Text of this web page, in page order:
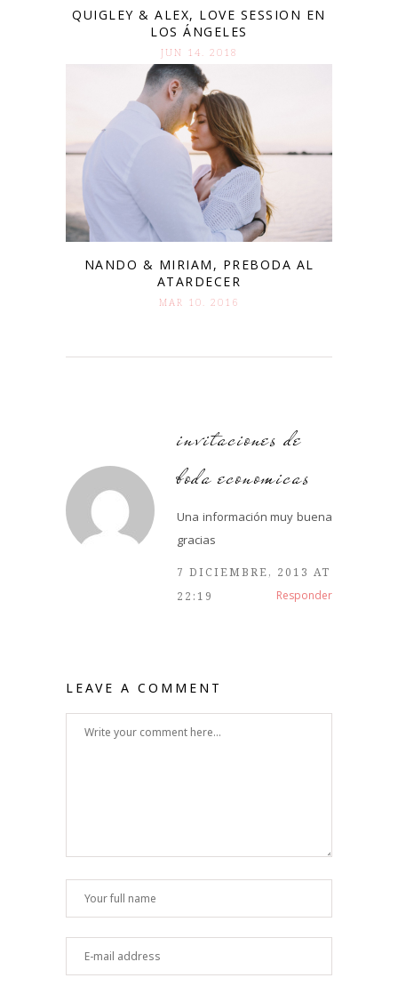
QUIGLEY & ALEX, LOVE SESSION EN
LOS ÁNGELES
JUN 14. 2018
NANDO & MIRIAM, PREBODA AL
ATARDECER
MAR 10. 2016
invitaciones de
boda economicas
Una información muy buena
gracias
7 DICIEMBRE, 2013 AT
22:19
Responder
LEAVE A COMMENT